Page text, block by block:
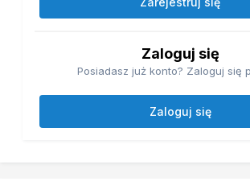
Zaloguj się
Posiadasz już konto? Zaloguj się
Zaloguj się